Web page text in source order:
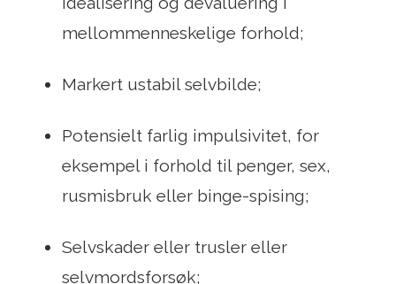
mellommenneskelige forhold;
Markert ustabil selvbilde;
Potensielt farlig impulsivitet, for
eksempel i forhold til penger, sex,
rusmisbruk eller binge-spising;
Selvskader eller trusler eller
selvmordsforsøk;